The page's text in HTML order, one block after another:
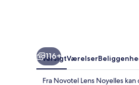
116+
OversigtVærelser
Fra Novotel Lens Noyelles